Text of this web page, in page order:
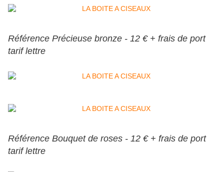
Référence Précieuse bronze - 12 € + frais de port
tarif lettre
Référence Bouquet de roses - 12 € + frais de port
tarif lettre